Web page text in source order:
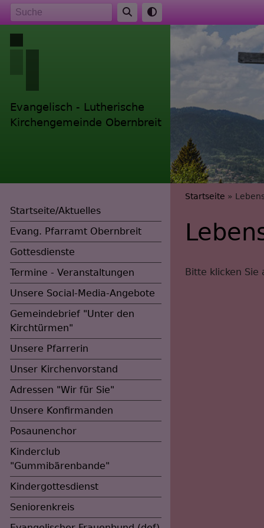
Direkt
zum
Inhalt
Evangelisch - Lutherische
Kirchengemeinde Obernbreit
Startseite/Aktuelles
Evang. Pfarramt Obernbreit
Gottesdienste
Termine - Veranstaltungen
Unsere Social-Media-Angebote
Gemeindebrief "Unter den
Kirchtürmen"
Unsere Pfarrerin
Unser Kirchenvorstand
Adressen "Wir für Sie"
Unsere Konfirmanden
Posaunenchor
Kinderclub
"Gummibärenbande"
Kindergottesdienst
Seniorenkreis
Startseite
Bitte klicken Sie